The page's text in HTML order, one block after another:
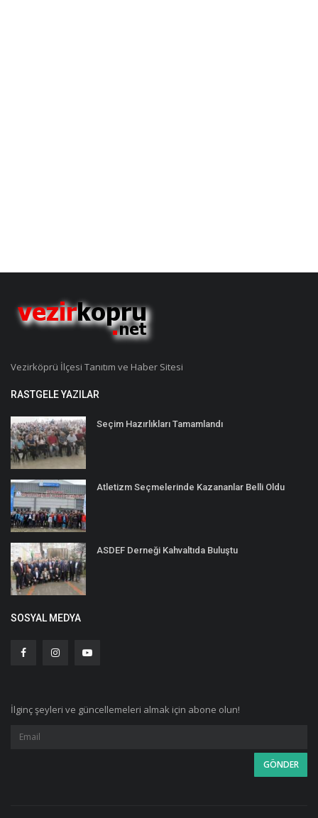
Vezirköprü İlçesi Tanıtım ve Haber Sitesi
RASTGELE YAZILAR
Seçim Hazırlıkları Tamamlandı
Atletizm Seçmelerinde Kazananlar Belli Oldu
ASDEF Derneği Kahvaltıda Buluştu
SOSYAL MEDYA
İlginç şeyleri ve güncellemeleri almak için abone olun!